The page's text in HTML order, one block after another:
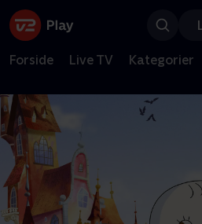
Forside Live TV Kategorier